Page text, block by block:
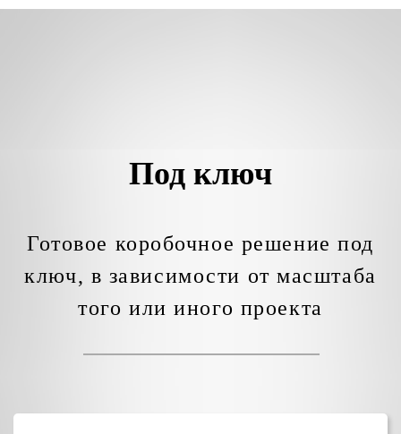
Под ключ
Готовое коробочное решение под
ключ, в зависимости от масштаба
того или иного проекта